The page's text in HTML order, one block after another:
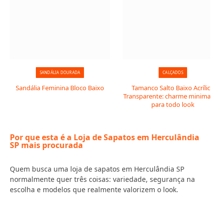
SANDÁLIA DOURADA
Sandália Feminina Bloco Baixo
CALÇADOS
Tamanco Salto Baixo Acrílico
Transparente: charme
para todo look
Por que esta é a Loja de Sapatos em Herculândia
SP mais procurada
Quem busca uma loja de sapatos em Herculândia SP
normalmente quer três coisas: variedade, segurança na
escolha e modelos que realmente valorizem o look.